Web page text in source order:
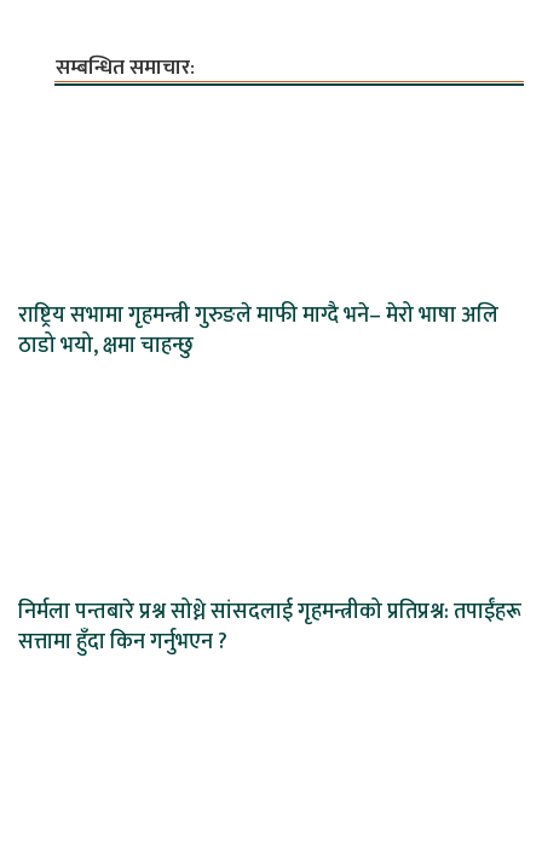
सम्बन्धित समाचार:
राष्ट्रिय सभामा गृहमन्त्री गुरुङले माफी माग्दै भने– मेरो भाषा अलि
ठाडो भयो, क्षमा चाहन्छु
निर्मला पन्तबारे प्रश्न सोध्ने सांसदलाई गृहमन्त्रीको प्रतिप्रश्न: तपाईंहरू
सत्तामा हुँदा किन गर्नुभएन ?